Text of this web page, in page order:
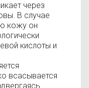
через
В случае
кожу он
кислоты и
всасывается